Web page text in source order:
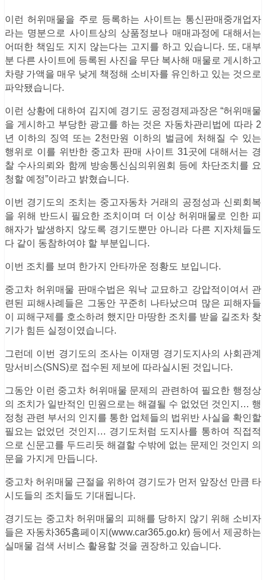
이런 허위매물을 주로 등록하는 사이트는 통신판매중개업자
라는 명분으로 사이트상의 상품정보나 매매과정에 대해서는
어떠한 책임도 지지 않는다는 고지를 하고 있습니다. 또, 대부
분 다른 사이트에 등록된 사진을 무단 복사해 매물로 게시하고
차량 가액을 매우 낮게 책정해 소비자를 유인하고 있는 것으로
파악됐습니다.
이런 상황에 대하여 김지예 경기도 공정경제과장은 “허위매물
을 게시하고 부당한 광고를 하는 것은 자동차관리법에 따라 2
년 이하의 징역 또는 2천만원 이하의 벌금에 처해질 수 있는
행위로 이를 위반한 중고차 판매 사이트 31곳에 대해서는 경
찰 수사의뢰와 함께 방송통신심의위원회 등에 차단조치를 요
청할 예정”이라고 밝혔습니다.
이번 경기도의 조치는 중고자동차 거래의 공정성과 신뢰회복
을 위해 반드시 필요한 조치이며 더 이상 허위매물로 인한 피
해자가 발생하지 않도록 경기도뿐만 아니라 다른 지자체들도
다 같이 동참하여야 할 부분입니다.
이번 조치를 보며 한가지 안타까운 정황도 보입니다.
중고차 허위매물 판매수법은 워낙 교묘하고 강압적이여서 관
련된 피해사례들은 그동안 꾸준히 나타났으며 많은 피해자들
이 피해구제를 호소하려 했지만 마땅한 조치를 받을 길조차 찾
기가 힘든 실정이였습니다.
그런데 이번 경기도의 조사는 이재명 경기도지사의 사회관계
망서비스(SNS)로 접수된 제보에 따라실시된 것입니다.
그동안 이런 중고차 허위매물 문제의 관련하여 필요한 행정상
의 조치가 일반적인 민원으로는 해결될 수 없었던 것인지… 행
정청 관련 부서의 인지를 통한 업체들의 법위반 사실을 확인할
필요는 없었던 것인지… 경기도처럼 도지사를 통하여 직접적
으로 신문고를 두드리듯 해결할 수밖에 없는 문제인 것인지 의
문을 가지게 만듭니다.
중고차 허위매물 근절을 위하여 경기도가 먼저 앞장선 만큼 타
시도들의 조치들도 기대됩니다.
경기도는 중고차 허위매물의 피해를 당하지 않기 위해 소비자
들은 자동차365홈페이지(www.car365.go.kr) 등에서 제공하는
실매물 검색 서비스 활용할 것을 권장하고 있습니다.